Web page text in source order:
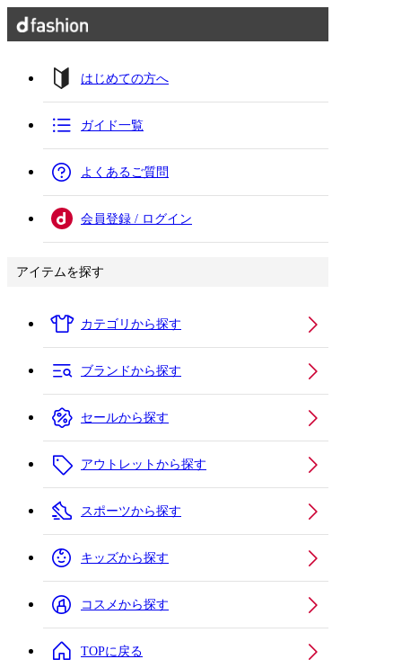
はじめての方へ
ガイド一覧
よくあるご質問
会員登録 / ログイン
アイテムを探す
カテゴリから探す
ブランドから探す
セールから探す
アウトレットから探す
スポーツから探す
キッズから探す
コスメから探す
TOPに戻る